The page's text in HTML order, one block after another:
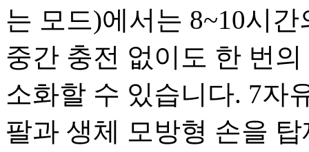
는 모드)에서는 8~10시
중간 충전 없이도 한 번
소화할 수 있습니다. 7자
팔과 생체 모방형 손을